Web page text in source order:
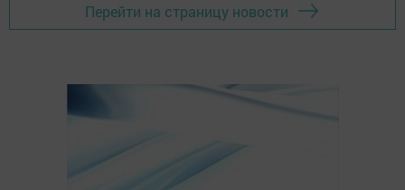
Перейти на страницу новости